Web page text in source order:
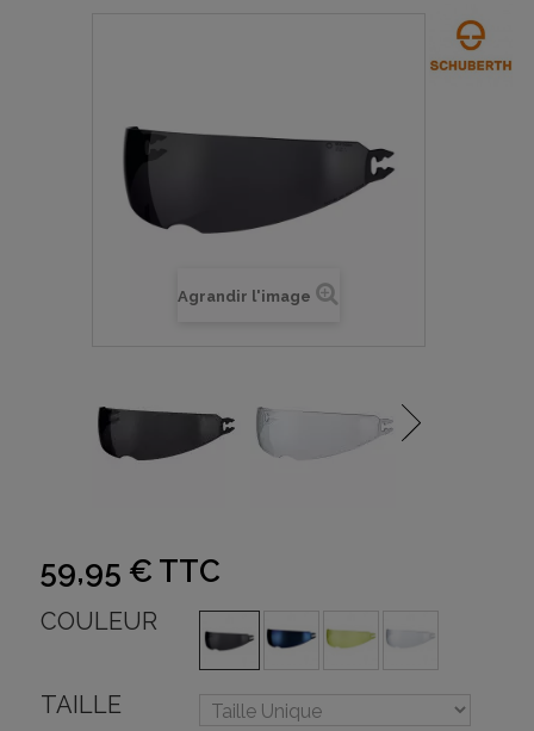
Agrandir l'image
59,95 € TTC
COULEUR
TAILLE